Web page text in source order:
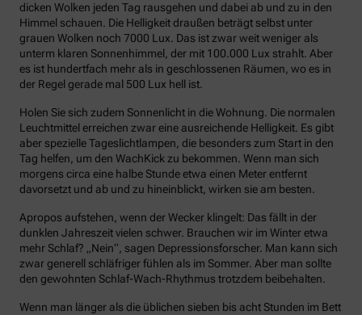
dicken Wolken jeden Tag rausgehen und dabei ab und zu in den
Himmel schauen. Die Helligkeit draußen beträgt selbst unter
grauen Wolken noch 7000 Lux. Das ist zwar weit weniger als
unterm klaren Sonnenhimmel, der mit 100.000 Lux strahlt. Aber
es ist hundertfach mehr als in geschlossenen Räumen, wo es in
der Regel gerade mal 500 Lux hell ist.
Holen Sie sich zudem Sonnenlicht in die Wohnung. Die normalen
Leuchtmittel erreichen zwar eine ausreichende Helligkeit. Es gibt
aber spezielle Tageslichtlampen, die besonders zum Start in den
Tag helfen, um den WachKick zu bekommen. Wenn man sich
morgens circa eine halbe Stunde etwa einen Meter entfernt
davorsetzt und ab und zu hineinblickt, wirken sie am besten.
Apropos aufstehen, wenn der Wecker klingelt: Das fällt in der
dunklen Jahreszeit vielen schwer. Brauchen wir im Winter etwa
mehr Schlaf? „Nein“, sagen Depressionsforscher. Man kann sich
zwar generell schläfriger fühlen als im Sommer. Aber man sollte
den gewohnten Schlaf-Wach-Rhythmus trotzdem beibehalten.
Wenn man länger als die üblichen sieben bis acht Stunden im Bett